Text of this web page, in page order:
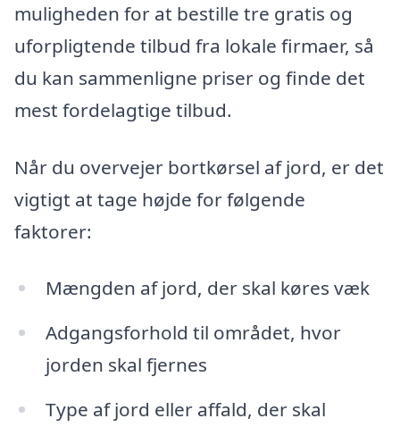
muligheden for at bestille tre gratis og
uforpligtende tilbud fra lokale firmaer, så
du kan sammenligne priser og finde det
mest fordelagtige tilbud.
Når du overvejer bortkørsel af jord, er det
vigtigt at tage højde for følgende
faktorer:
Mængden af jord, der skal køres væk
Adgangsforhold til området, hvor
jorden skal fjernes
Type af jord eller affald, der skal